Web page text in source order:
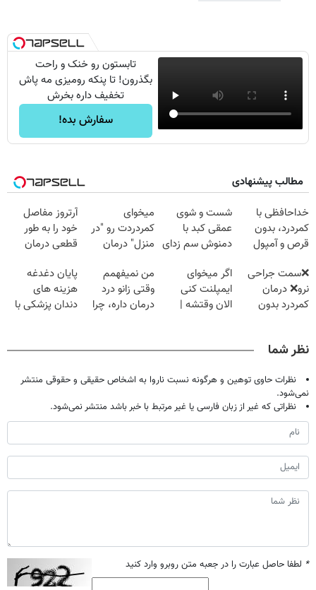
تابستون رو خنک و راحت
بگذرون! تا پنکه رومیزی مه پاش
تخفیف داره بخرش
سفارش بده!
مطالب پیشنهادی
خداحافظی با
کمردرد، بدون
قرص و آمپول
شست و شوی
عمقی کبد با
دمنوش سم زدای
میخوای
کمردردت رو "در
منزل" درمان
◂پرسش‌نامه)
آرتروز مفاصل
خود را به طور
قطعی درمان
◗پرسش‌نامه◖
❌سمت جراحی
نرو❌ درمان
کمردرد بدون
اگر میخوای
ایمپلنت کنی
الان وقتشه |
من نمیفهمم
وقتی زانو درد
درمان داره، چرا
پایان دغدغه
هزینه های
دندان پزشکی با
نظر شما
نظرات حاوی توهین و هرگونه نسبت ناروا به اشخاص حقیقی و حقوقی منتشر
نمی‌شود.
نظراتی که غیر از زبان فارسی یا غیر مرتبط با خبر باشد منتشر نمی‌شود.
* لطفا حاصل عبارت را در جعبه متن روبرو وارد کنید